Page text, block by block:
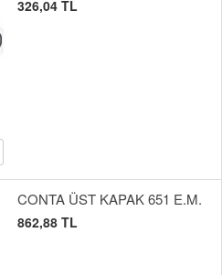
326,04 TL
CONTA ÜST KAPAK 651 E.M.
862,88 TL